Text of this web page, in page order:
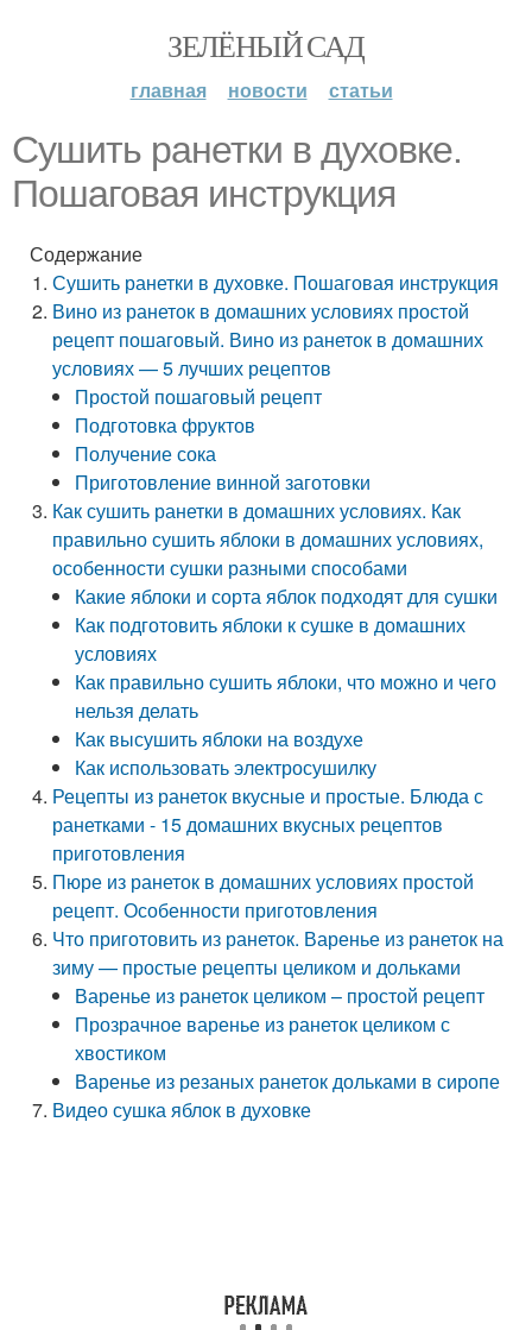
ЗЕЛЁНЫЙ САД
главная новости статьи
Сушить ранетки в духовке.
Пошаговая инструкция
Содержание
Сушить ранетки в духовке. Пошаговая инструкция
Вино из ранеток в домашних условиях простой
рецепт пошаговый. Вино из ранеток в домашних
условиях — 5 лучших рецептов
Простой пошаговый рецепт
Подготовка фруктов
Получение сока
Приготовление винной заготовки
Как сушить ранетки в домашних условиях. Как
правильно сушить яблоки в домашних условиях,
особенности сушки разными способами
Какие яблоки и сорта яблок подходят для сушки
Как подготовить яблоки к сушке в домашних
условиях
Как правильно сушить яблоки, что можно и чего
нельзя делать
Как высушить яблоки на воздухе
Как использовать электросушилку
Рецепты из ранеток вкусные и простые. Блюда с
ранетками - 15 домашних вкусных рецептов
приготовления
Пюре из ранеток в домашних условиях простой
рецепт. Особенности приготовления
Что приготовить из ранеток. Варенье из ранеток на
зиму — простые рецепты целиком и дольками
Варенье из ранеток целиком – простой рецепт
Прозрачное варенье из ранеток целиком с
хвостиком
Варенье из резаных ранеток дольками в сиропе
Видео сушка яблок в духовке